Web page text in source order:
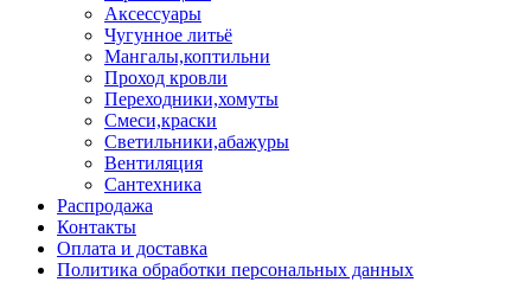
Аксессуары
Чугунное литьё
Мангалы,коптильни
Проход кровли
Переходники,хомуты
Смеси,краски
Светильники,абажуры
Вентиляция
Сантехника
Распродажа
Контакты
Оплата и доставка
Политика обработки персональных данных